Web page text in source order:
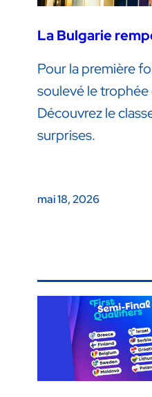
La Bulgarie
Pour la première
soulevé le trophée
Découvrez le
surprises.
mai 18, 2026